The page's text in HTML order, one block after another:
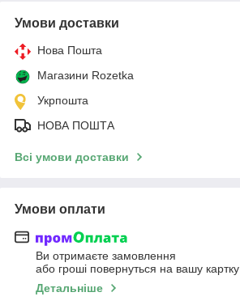
Умови доставки
Нова Пошта
Магазини Rozetka
Укрпошта
НОВА ПОШТА
Всі умови доставки
Умови оплати
Ви отримаєте замовлення
або гроші повернуться на вашу картку
Детальніше